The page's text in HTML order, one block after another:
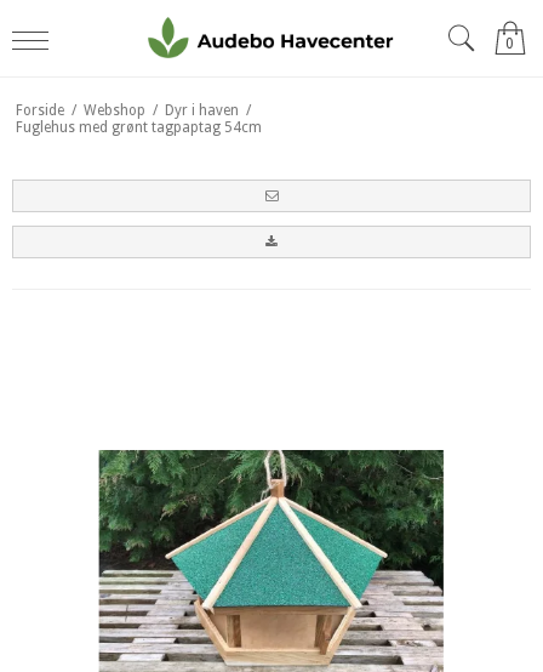
0
Forside / Webshop / Dyr i haven /
Fuglehus med grønt tagpaptag 54cm